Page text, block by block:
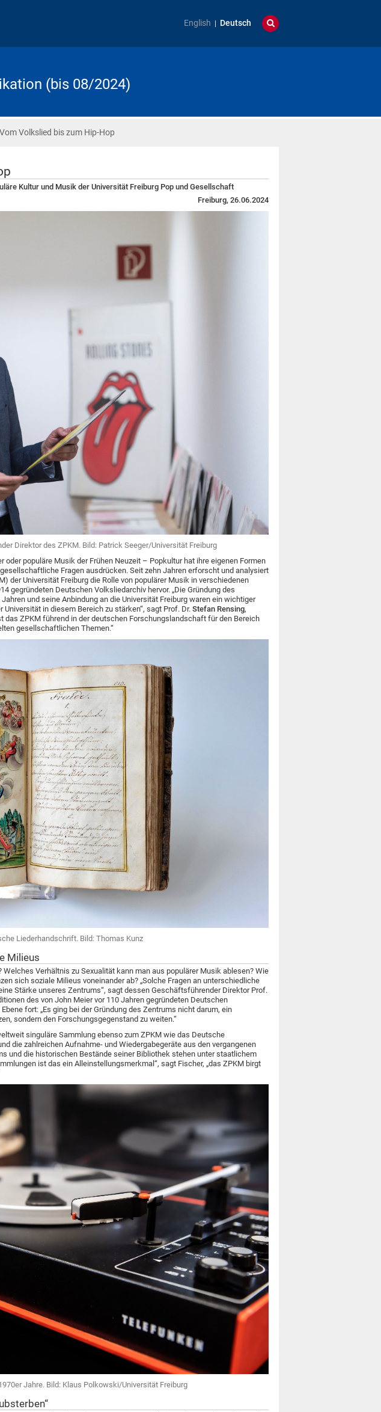
English Deutsch
(bis 08/2024)
Vom Volkslied bis zum Hip-Hop
Kultur und Musik der Universität Freiburg Pop und Gesellschaft
Freiburg, 26.06.2024
Direktor des ZPKM. Bild: Patrick Seeger/Universität Freiburg
oder populäre Musik der Frühen Neuzeit – Popkultur hat ihre eigenen Formen
Fragen ausdrücken. Seit zehn Jahren erforscht und analysiert
der Universität Freiburg die Rolle von populärer Musik in verschiedenen
gegründeten Deutschen Volksliedarchiv hervor. „Die Gründung des
und seine Anbindung an die Universität Freiburg waren ein wichtiger
in diesem Bereich zu stärken“, sagt Prof. Dr. Stefan Rensing,
das ZPKM führend in der deutschen Forschungslandschaft für den Bereich
gesellschaftlichen Themen.“
Liederhandschrift. Bild: Thomas Kunz
Milieus
Verhältnis zu Sexualität kann man aus populärer Musik ablesen? Wie
sich soziale Milieus voneinander ab? „Solche Fragen an unterschiedliche
Stärke unseres Zentrums“, sagt dessen Geschäftsführender Direktor Prof.
des von John Meier vor 110 Jahren gegründeten Deutschen
fort: „Es ging bei der Gründung des Zentrums nicht darum, ein
sondern den Forschungsgegenstand zu weiten.“
singuläre Sammlung ebenso zum ZPKM wie das Deutsche
die zahlreichen Aufnahme- und Wiedergabegeräte aus den vergangenen
und die historischen Bestände seiner Bibliothek stehen unter staatlichem
ist das ein Alleinstellungsmerkmal“, sagt Fischer, „das ZPKM birgt
Jahre. Bild: Klaus Polkowski/Universität Freiburg